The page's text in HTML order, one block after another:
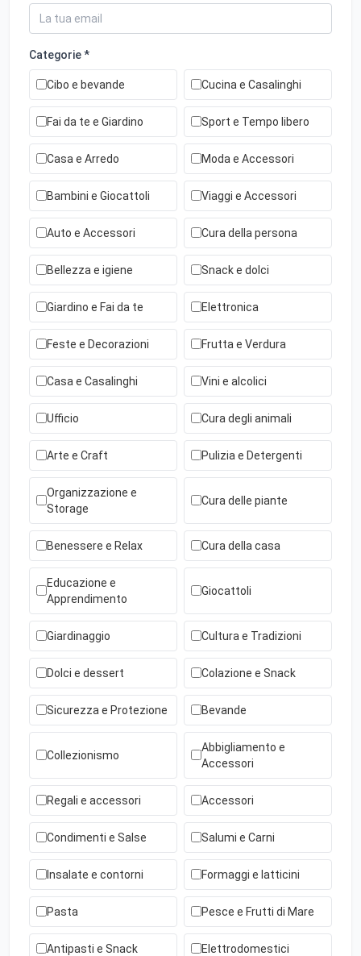
Categorie *
Cibo e bevande Cucina e Casalinghi
Fai da te e Giardino Sport e Tempo libero
Casa e Arredo Moda e Accessori
Bambini e Giocattoli Viaggi e Accessori
Auto e Accessori Cura della persona
Bellezza e igiene Snack e dolci
Giardino e Fai da te Elettronica
Feste e Decorazioni Frutta e Verdura
Casa e Casalinghi Vini e alcolici
Ufficio Cura degli animali
Arte e Craft Pulizia e Detergenti
Organizzazione e
Storage
Cura delle piante
Benessere e Relax Cura della casa
Educazione e
Apprendimento
Giocattoli
Giardinaggio Cultura e Tradizioni
Dolci e dessert Colazione e Snack
Sicurezza e Protezione Bevande
Collezionismo
Abbigliamento e
Accessori
Regali e accessori Accessori
Condimenti e Salse Salumi e Carni
Insalate e contorni Formaggi e latticini
Pasta Pesce e Frutti di Mare
Antipasti e Snack Elettrodomestici